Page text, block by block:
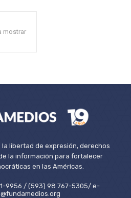
mostrar
libertad de expresión, derechos
la información para fortalecer
en las Américas.
9956 / (593) 98 767-5305/ e-